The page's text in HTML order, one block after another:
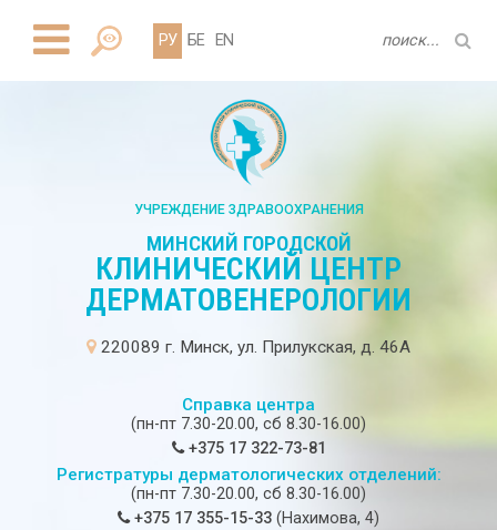
РУ БЕ EN
УЧРЕЖДЕНИЕ ЗДРАВООХРАНЕНИЯ
МИНСКИЙ ГОРОДСКОЙ
КЛИНИЧЕСКИЙ ЦЕНТР
ДЕРМАТОВЕНЕРОЛОГИИ
220089 г. Минск, ул. Прилукская, д. 46А
Справка центра
(пн-пт 7.30-20.00, сб 8.30-16.00)
+375 17 322-73-81
Регистратуры дерматологических отделений:
(пн-пт 7.30-20.00, сб 8.30-16.00)
+375 17 355-15-33 (Нахимова, 4)